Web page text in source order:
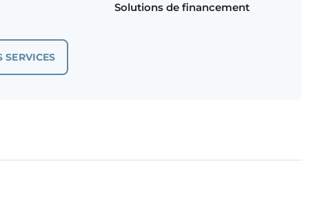
Solutions de financement
SERVICES